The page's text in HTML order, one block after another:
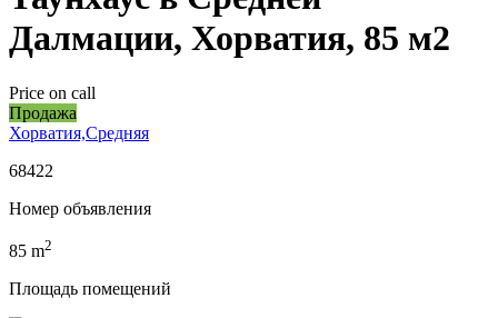
Далмации, Хорватия, 85 м2
Price on call
Продажа
Хорватия,Средняя
68422
Номер объявления
85 m2
Площадь помещений